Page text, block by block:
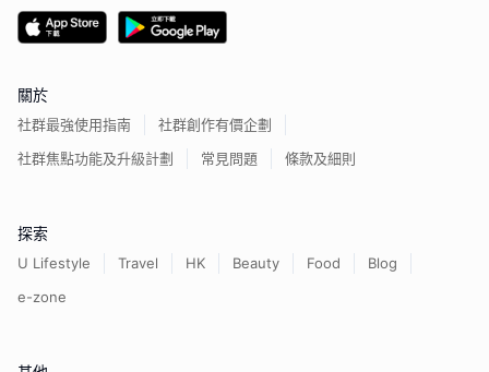
關於
社群最強使用指南
社群創作有價企劃
社群焦點功能及升級計劃
常見問題 條款及細則
探索
U Lifestyle Travel HK Beauty Food
Blog
e-zone